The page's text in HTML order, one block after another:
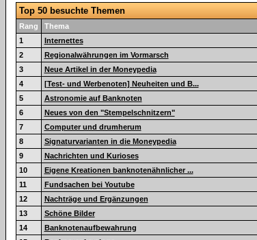
Top 50 besuchte Themen
Rang Thema
1
Internettes
2
Regionalwährungen im Vormarsch
3
Neue Artikel in der Moneypedia
4
[Test- und Werbenoten] Neuheiten und B...
5
Astronomie auf Banknoten
6
Neues von den "Stempelschnitzern"
7
Computer und drumherum
8
Signaturvarianten in die Moneypedia
9
Nachrichten und Kurioses
10
Eigene Kreationen banknotenähnlicher ...
11
Fundsachen bei Youtube
12
Nachträge und Ergänzungen
13
Schöne Bilder
14
Banknotenaufbewahrung